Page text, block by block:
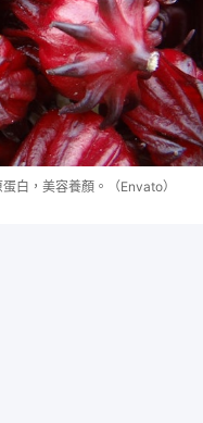
白，美容養顏。（Envato）